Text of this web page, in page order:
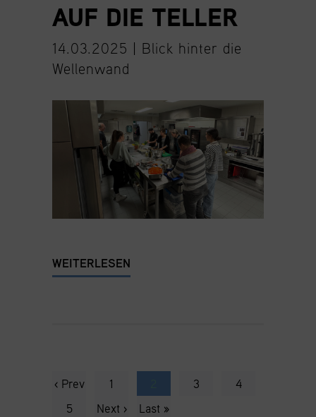
AUF DIE TELLER
14.03.2025 | Blick hinter die
Wellenwand
WEITERLESEN
‹ Prev 1 3
4
5
Next › Last »